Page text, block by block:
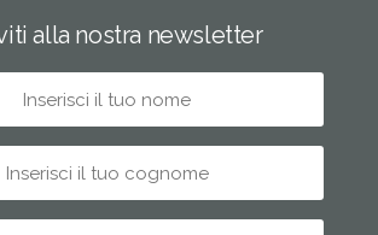
alla nostra newsletter